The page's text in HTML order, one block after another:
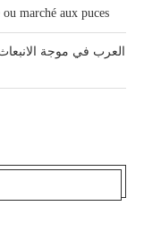
marché aux puces
العرب في موجة